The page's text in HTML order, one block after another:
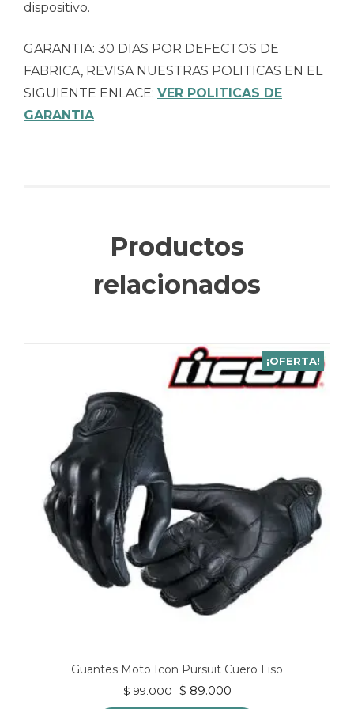
dispositivo.
GARANTIA: 30 DIAS POR DEFECTOS DE
FABRICA, REVISA NUESTRAS POLITICAS EN EL
SIGUIENTE ENLACE: VER POLITICAS DE
GARANTIA
Productos
relacionados
¡OFERTA!
Guantes Moto Icon Pursuit Cuero Liso
$99.000 El
$ 89.000El